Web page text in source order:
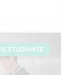
ÉTUDIANTE